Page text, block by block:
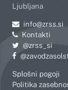
Ljubljana
Pošljite e-mail na
info@zrss.si
Kontakti
Pojdite na Twitter:
@zrss_si
Pojdite na
Splošni pogoji
Politika